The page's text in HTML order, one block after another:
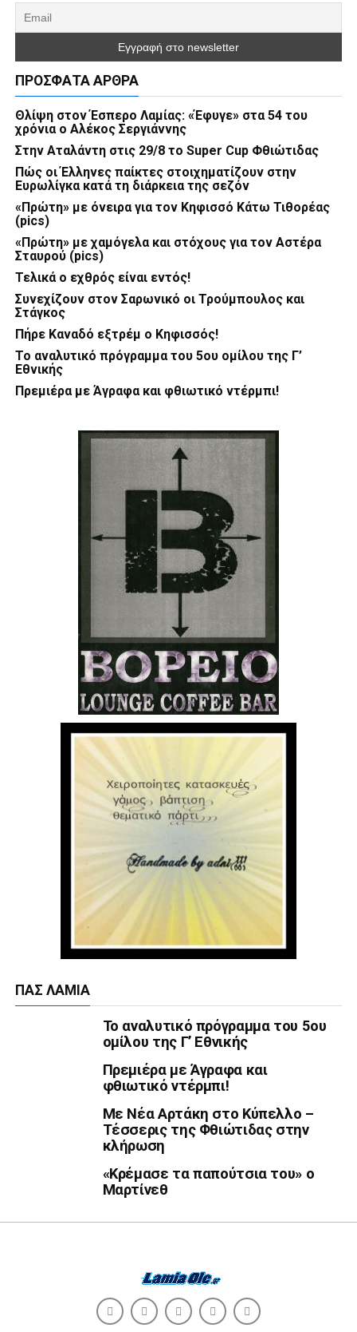
ΠΡΌΣΦΑΤΑ ΆΡΘΡΑ
Θλίψη στον Έσπερο Λαμίας: «Έφυγε» στα 54 του
χρόνια ο Αλέκος Σεργιάννης
Στην Αταλάντη στις 29/8 το Super Cup Φθιώτιδας
Πώς οι Έλληνες παίκτες στοιχηματίζουν στην
Ευρωλίγκα κατά τη διάρκεια της σεζόν
«Πρώτη» με όνειρα για τον Κηφισσό Κάτω Τιθορέας
(pics)
«Πρώτη» με χαμόγελα και στόχους για τον Αστέρα
Σταυρού (pics)
Τελικά ο εχθρός είναι εντός!
Συνεχίζουν στον Σαρωνικό οι Τρούμπουλος και
Στάγκος
Πήρε Καναδό εξτρέμ ο Κηφισσός!
Το αναλυτικό πρόγραμμα του 5ου ομίλου της Γ’
Εθνικής
Πρεμιέρα με Άγραφα και φθιωτικό ντέρμπι!
ΠΑΣ ΛΑΜΊΑ
Το αναλυτικό πρόγραμμα του 5ου
ομίλου της Γ’ Εθνικής
Πρεμιέρα με Άγραφα και
φθιωτικό ντέρμπι!
Με Νέα Αρτάκη στο Κύπελλο –
Τέσσερις της Φθιώτιδας στην
κλήρωση
«Κρέμασε τα παπούτσια του» ο
Μαρτίνεθ